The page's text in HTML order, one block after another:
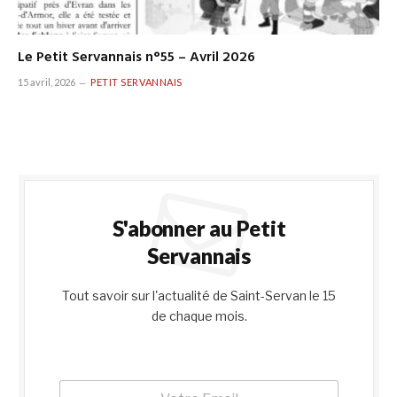
Le Petit Servannais n°55 – Avril 2026
15 avril, 2026 PETIT SERVANNAIS
S'abonner au Petit
Servannais
Tout savoir sur l'actualité de Saint-Servan le 15
de chaque mois.
m
E